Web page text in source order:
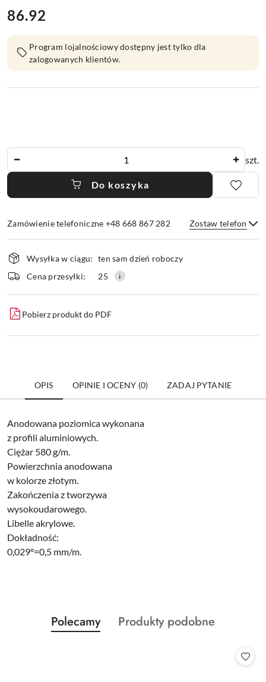
Cena:
86.92
Program lojalnościowy dostępny jest tylko dla
zalogowanych klientów.
szt.
Do koszyka
Zamówienie telefoniczne +48 668 867 282 Zostaw telefon
Wyślij
Dostępność
i
dostawa
Wysyłka w ciągu: ten sam dzień roboczy
Cena przesyłki:
25
Pobierz produkt do PDF
OPIS OPINIE I OCENY (0) ZADAJ PYTANIE
Anodowana poziomica wykonana
z profili aluminiowych.
Ciężar 580 g/m.
Powierzchnia anodowana
w kolorze złotym.
Zakończenia z tworzywa
wysokoudarowego.
Libelle akrylowe.
Dokładność:
0,029°=0,5 mm/m.
Pomiń karuzelę produktów
Produkty
o
Polecamy
Produkty
Produkty podobne